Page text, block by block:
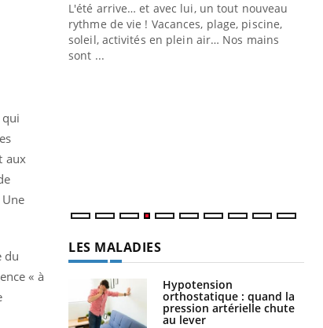
aux
Une
du
« à
L'été arrive… et avec lui, un tout nouveau
rythme de vie ! Vacances, plage, piscine,
soleil, activités en plein air… Nos mains
sont ...
LES MALADIES
Hypotension
orthostatique : quand la
pression artérielle chute
au lever